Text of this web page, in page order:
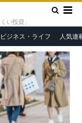
い投資」
ビジネス・ライフ 人気連
突入…6人に1人が貧
っている＝鈴木傾城